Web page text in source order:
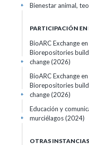
Bienestar animal,
+
PARTICIPACIÓN EN
BioARC Exchange
Biorepositories
change(2026)
+
BioARC Exchange
Biorepositories
change(2026)
+
Educación y
murciélagos(2024)
+
OTRAS INSTANCIAS